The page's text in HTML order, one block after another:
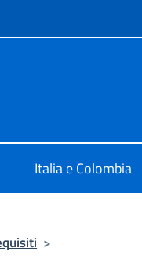
Italia e Colombia
>